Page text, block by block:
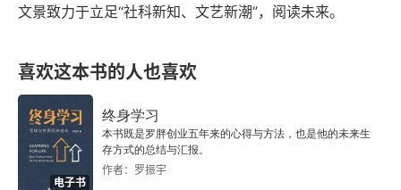
文景致力于立足“社科新知、文艺新潮”，阅读未来。
喜欢这本书的人也喜欢
电子书
终身学习
本书既是罗胖创业五年来的心得与方法，也是他的未来生
存方式的总结与汇报。
作者：罗振宇